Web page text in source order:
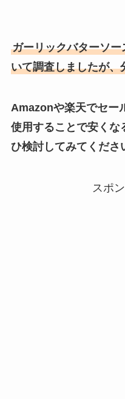
ガーリックバターソ
いて調査しましたが、
Amazonや楽天でセー
使用することで安くな
ひ検討してみてくださ
スポ